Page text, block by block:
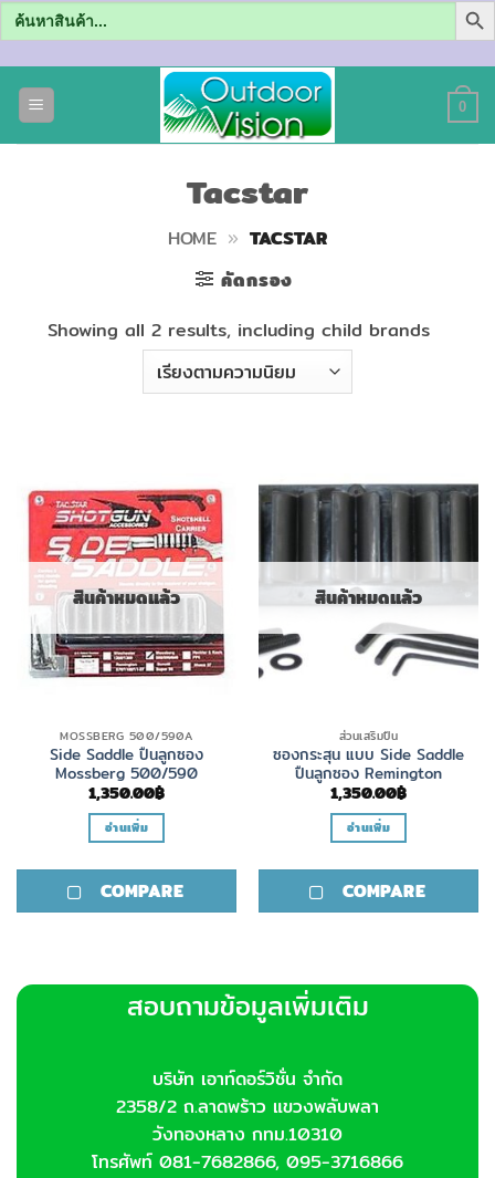
Search
for:
0
Tacstar
HOME » TACSTAR
คัดกรอง
Showing all 2 results, including child brands
สินค้าหมดแล้ว
MOSSBERG 500/590A
Side Saddle ปืนลูกซอง
Mossberg 500/590
1,350.00฿
อ่านเพิ่ม
COMPARE
สินค้าหมดแล้ว
ส่วนเสริมปืน
ซองกระสุน แบบ Side Saddle
ปืนลูกซอง Remington
1,350.00฿
อ่านเพิ่ม
COMPARE
สอบถามข้อมูลเพิ่มเติม
บริษัท เอาท์ดอร์วิชั่น จำกัด
2358/2 ถ.ลาดพร้าว แขวงพลับพลา
วังทองหลาง กทม.10310
โทรศัพท์ 081-7682866, 095-3716866